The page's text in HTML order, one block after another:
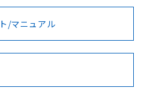
ただく前に、以下を必ずお読
認
ー
BV型式承認
（フランス
KR型式
（韓国
No No
/マニュアル